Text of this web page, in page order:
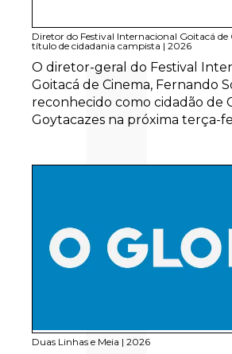
Diretor do Festival Internacional Goitacá de
título de cidadania campista | 2026
O diretor-geral do Festival
Goitacá de Cinema, Fernando
reconhecido como cidadão de
Goytacazes na próxima terça-
Duas Linhas e Meia | 2026